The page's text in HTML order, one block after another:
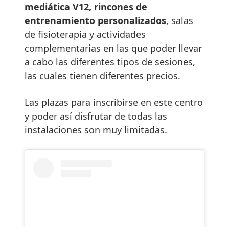
mediática V12, rincones de
entrenamiento personalizados, salas
de fisioterapia y actividades
complementarias en las que poder llevar
a cabo las diferentes tipos de sesiones,
las cuales tienen diferentes precios.
Las plazas para inscribirse en este centro
y poder así disfrutar de todas las
instalaciones son muy limitadas.